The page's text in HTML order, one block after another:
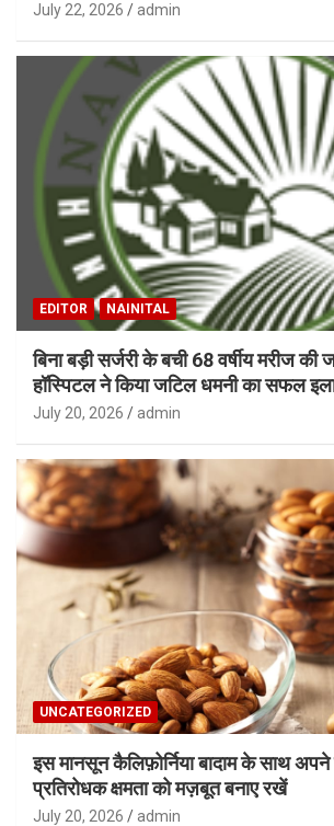
July 22, 2026 admin
EDITOR NAINITAL
बिना बड़ी सर्जरी के बची 68 वर्षीय मरीज की
हॉस्पिटल ने किया जटिल धमनी का सफल
July 20, 2026 admin
UNCATEGORIZED
इस मानसून कैलिफ़ोर्निया बादाम के साथ अपने
प्रतिरोधक क्षमता को मज़बूत बनाए रखें
July 20, 2026 admin